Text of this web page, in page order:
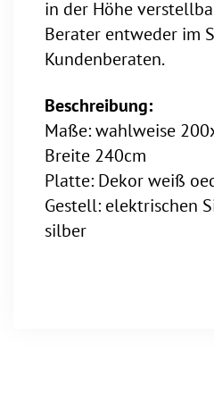
in der Höhe
Berater entweder im
Kundenberaten.
Beschreibung:
Maße: wahlweise
Breite 240cm
Platte: Dekor weiß
Gestell: elektrischen
silber